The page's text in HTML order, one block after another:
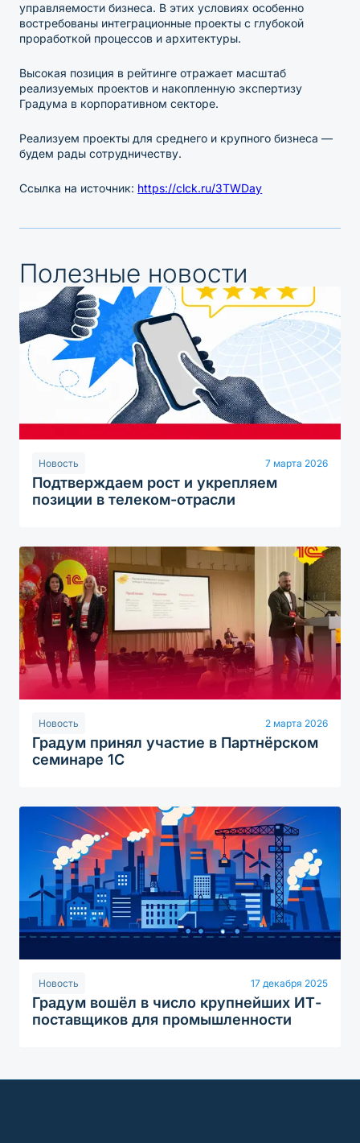
управляемости бизнеса. В этих условиях особенно
востребованы интеграционные проекты с глубокой
проработкой процессов и архитектуры.
Высокая позиция в рейтинге отражает масштаб
реализуемых проектов и накопленную экспертизу
Градума в корпоративном секторе.
Реализуем проекты для среднего и крупного бизнеса —
будем рады сотрудничеству.
Ссылка на источник: https://clck.ru/3TWDay
Полезные новости
Новость 7 марта 2026
Подтверждаем рост и укрепляем
позиции в телеком-отрасли
Новость 2 марта 2026
Градум принял участие в Партнёрском
семинаре 1С
Новость 17 декабря 2025
Градум вошёл в число крупнейших ИТ-
поставщиков для промышленности